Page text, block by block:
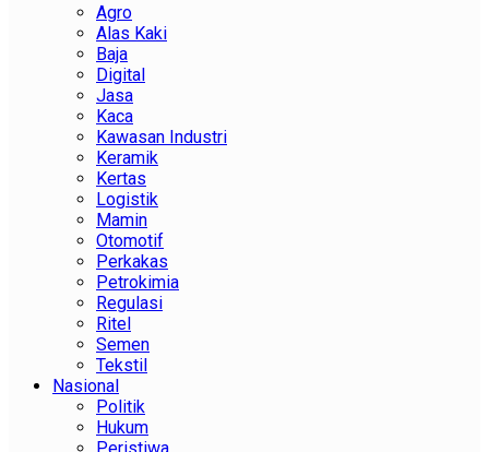
Agro
Alas Kaki
Baja
Digital
Jasa
Kaca
Kawasan Industri
Keramik
Kertas
Logistik
Mamin
Otomotif
Perkakas
Petrokimia
Regulasi
Ritel
Semen
Tekstil
Nasional
Politik
Hukum